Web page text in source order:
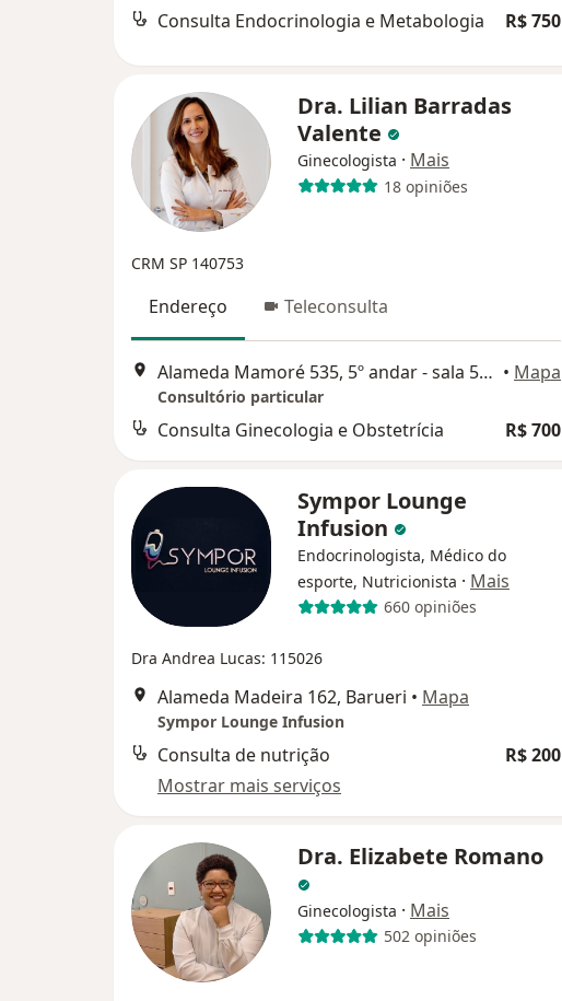
Consulta Endocrinologia e Metabologia R$ 750
Dra. Lilian Barradas
Valente
Ginecologista · Mais
18 opiniões
CRM SP 140753
Endereço Teleconsulta
Alameda Mamoré 535, 5º andar - sala 506 Alphaville Industrial -, Barueri • Mapa
Consultório particular
Consulta Ginecologia e Obstetrícia R$ 700
Sympor Lounge
Infusion
Endocrinologista, Médico do
esporte, Nutricionista · Mais
660 opiniões
Dra Andrea Lucas: 115026
Alameda Madeira 162, Barueri • Mapa
Sympor Lounge Infusion
Consulta de nutrição
R$ 200
Mostrar mais serviços
Dra. Elizabete Romano
Ginecologista · Mais
502 opiniões